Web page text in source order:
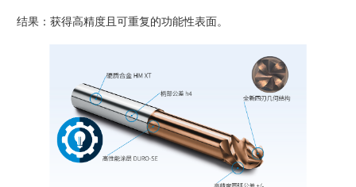
结果：获得高精度且可重复的功能性表面。